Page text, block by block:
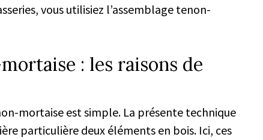
vous utilisiez l’assemblage tenon-
: les raisons de
mortaise est simple. La présente technique
particulière deux éléments en bois. Ici, ces